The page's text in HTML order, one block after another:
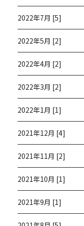
2022年7月 [5]
2022年5月 [2]
2022年4月 [2]
2022年3月 [2]
2022年1月 [1]
2021年12月 [4]
2021年11月 [2]
2021年10月 [1]
2021年9月 [1]